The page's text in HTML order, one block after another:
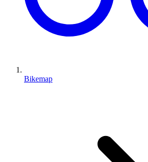
Bikemap